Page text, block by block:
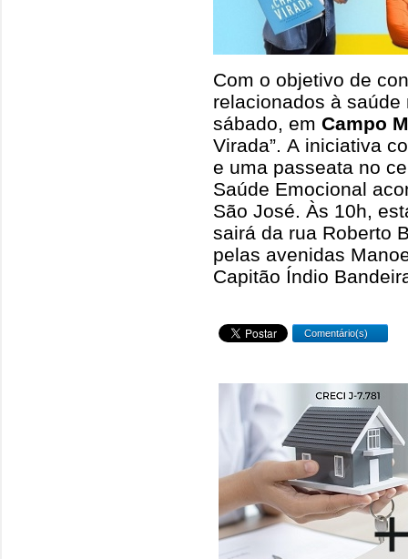
Com o objetivo de
relacionados à
sábado, em Campo
Virada”. A iniciativa
e uma passeata no
Saúde Emocional
São José. Às 10h,
sairá da rua Roberto
pelas avenidas
Capitão Índio
Comentário(s)